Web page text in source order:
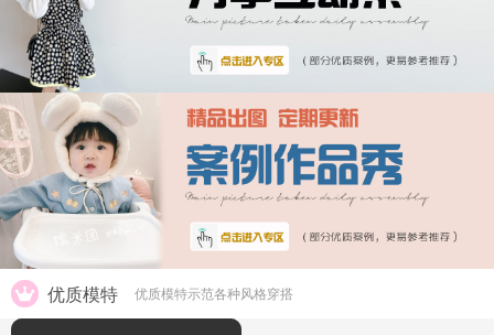
优质模特 优质模特示范各种风格穿搭